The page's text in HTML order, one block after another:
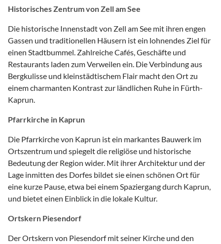
Historisches Zentrum von Zell am See
Die historische Innenstadt von Zell am See mit ihren engen
Gassen und traditionellen Häusern ist ein lohnendes Ziel für
einen Stadtbummel. Zahlreiche Cafés, Geschäfte und
Restaurants laden zum Verweilen ein. Die Verbindung aus
Bergkulisse und kleinstädtischem Flair macht den Ort zu
einem charmanten Kontrast zur ländlichen Ruhe in Fürth-
Kaprun.
Pfarrkirche in Kaprun
Die Pfarrkirche von Kaprun ist ein markantes Bauwerk im
Ortszentrum und spiegelt die religiöse und historische
Bedeutung der Region wider. Mit ihrer Architektur und der
Lage inmitten des Dorfes bildet sie einen schönen Ort für
eine kurze Pause, etwa bei einem Spaziergang durch Kaprun,
und bietet einen Einblick in die lokale Kultur.
Ortskern Piesendorf
Der Ortskern von Piesendorf mit seiner Kirche und den